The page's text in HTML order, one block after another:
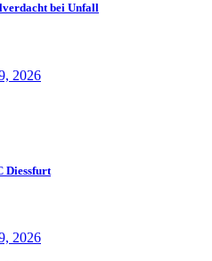
bei Unfall
2026
Diessfurt
2026